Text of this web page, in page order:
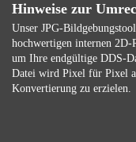
Hinweise zur
Unser JPG-
hochwertigen internen 2D-
um Ihre endgültige DDS-
Datei wird Pixel für Pixel
Konvertierung zu erzielen.